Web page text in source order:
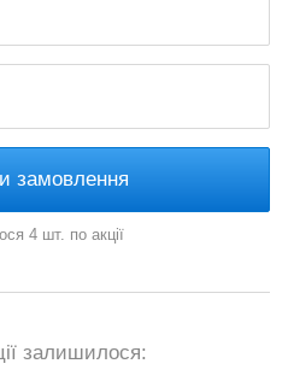
замовлення
4 шт. по акції
залишилося: